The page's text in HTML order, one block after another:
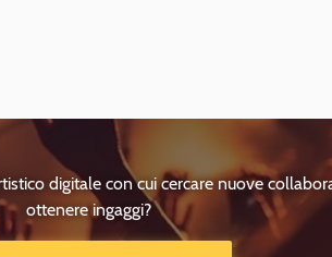
digitale con cui cercare nuove
ottenere ingaggi?